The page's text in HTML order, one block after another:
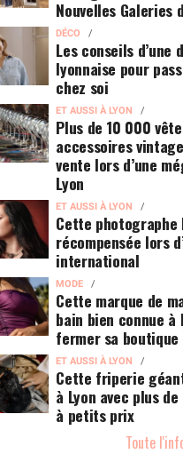
Nouvelles Galeries
DÉCO
Les conseils d’une
lyonnaise pour
chez soi
ET AUSSI À LYON
Plus de 10 000
accessoires
vente lors d’une
Lyon
ET AUSSI À LYON
Cette photographe
récompensée lors
international
MODE
Cette marque de
bain bien connue à
fermer sa boutique
ET AUSSI À LYON
Cette friperie
à Lyon avec plus
à petits prix
Toute